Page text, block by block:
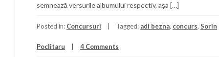
semnează versurile albumului respectiv, așa […]
Posted in: Concursuri Tagged: adi bezna, concurs, Sorin
Poclitaru 4 Comments